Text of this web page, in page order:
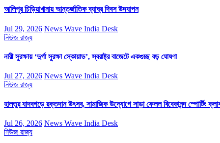
আলিপুর চিড়িয়াখানায় আন্তর্জাতিক ব্যাঘ্র দিবস উদযাপন
Jul 29, 2026 News Wave India Desk
নিউজ রাজ্য
নারী সুরক্ষায় ‘দুর্গা সুরক্ষা স্কোয়াড’, স্বরাষ্ট্র বাজেটে একগুচ্ছ বড় ঘোষণা
Jul 27, 2026 News Wave India Desk
নিউজ রাজ্য
হালতুর যাদবগড়ে রক্তদান উৎসব, সামাজিক উদ্যোগে সাড়া ফেলল বিবেকানন্দ স্পোর্টিং
Jul 26, 2026 News Wave India Desk
নিউজ রাজ্য